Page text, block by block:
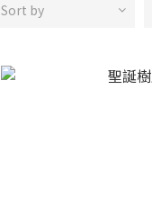
Sort by